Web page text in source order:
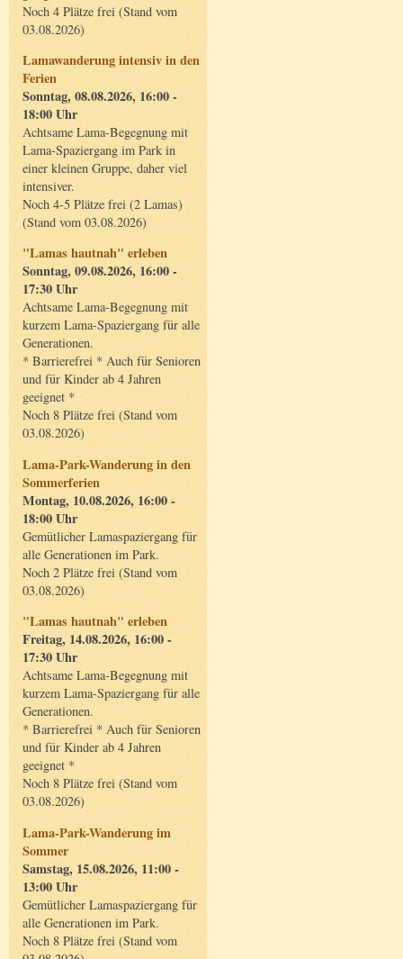
Noch 4 Plätze frei (Stand vom
03.08.2026)
Lamawanderung intensiv in den
Ferien
Sonntag, 08.08.2026, 16:00 -
18:00 Uhr
Achtsame Lama-Begegnung mit
Lama-Spaziergang im Park in
einer kleinen Gruppe, daher viel
intensiver.
Noch 4-5 Plätze frei (2 Lamas)
(Stand vom 03.08.2026)
"Lamas hautnah" erleben
Sonntag, 09.08.2026, 16:00 -
17:30 Uhr
Achtsame Lama-Begegnung mit
kurzem Lama-Spaziergang für alle
Generationen.
* Barrierefrei * Auch für Senioren
und für Kinder ab 4 Jahren
geeignet *
Noch 8 Plätze frei (Stand vom
03.08.2026)
Lama-Park-Wanderung in den
Sommerferien
Montag, 10.08.2026, 16:00 -
18:00 Uhr
Gemütlicher Lamaspaziergang für
alle Generationen im Park.
Noch 2 Plätze frei (Stand vom
03.08.2026)
"Lamas hautnah" erleben
Freitag, 14.08.2026, 16:00 -
17:30 Uhr
Achtsame Lama-Begegnung mit
kurzem Lama-Spaziergang für alle
Generationen.
* Barrierefrei * Auch für Senioren
und für Kinder ab 4 Jahren
geeignet *
Noch 8 Plätze frei (Stand vom
03.08.2026)
Lama-Park-Wanderung im
Sommer
Samstag, 15.08.2026, 11:00 -
13:00 Uhr
Gemütlicher Lamaspaziergang für
alle Generationen im Park.
Noch 8 Plätze frei (Stand vom